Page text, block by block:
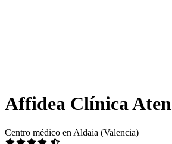
Affidea Clínica
Centro médico en Aldaia (Valencia)